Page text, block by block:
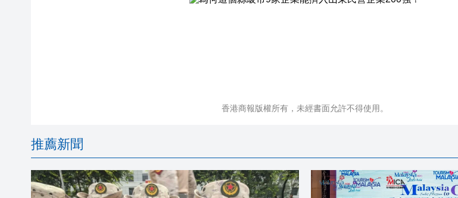
香港商報版權所有，未經書面允許不得使用。
推薦新聞